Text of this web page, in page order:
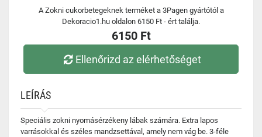
A Zokni cukorbetegeknek terméket a 3Pagen gyártótól a
Dekoracio1.hu oldalon 6150 Ft - ért találja.
6150 Ft
Ellenőrizd az elérhetőséget
LEÍRÁS
Speciális zokni nyomásérzékeny lábak számára. Extra lapos
varrásokkal és széles mandzsettával, amely nem vág be. 3-féle